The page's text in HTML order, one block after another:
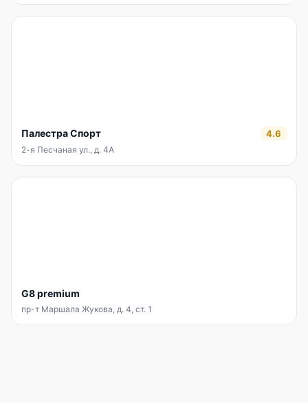
Палестра Спорт 4.6
2-я Песчаная ул., д. 4А
G8 premium
пр-т Маршала Жукова, д. 4, ст. 1